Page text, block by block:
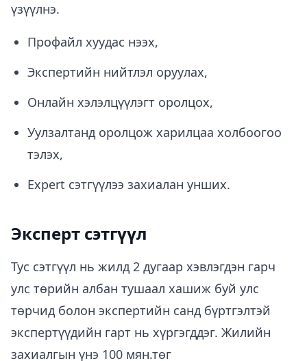
үзүүлнэ.
Профайл хуудас нээх,
Экспертийн нийтлэл оруулах,
Онлайн хэлэлцүүлэгт оролцох,
Уулзалтанд оролцож харилцаа холбоогоо
тэлэх,
Expert сэтгүүлээ захиалан унших.
Эксперт сэтгүүл
Тус сэтгүүл нь жилд 2 дугаар хэвлэгдэн гарч
улс төрийн албан тушаал хашиж буй улс
төрчид болон экспертийн санд бүртгэлтэй
экспертүүдийн гарт нь хүргэгддэг. Жилийн
захиалгын үнэ 100 мян.төг